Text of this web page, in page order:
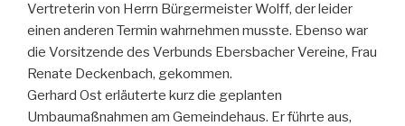
Vertreterin von Herrn Bürgermeister Wolff, der leider
einen anderen Termin wahrnehmen musste. Ebenso war
die Vorsitzende des Verbunds Ebersbacher Vereine, Frau
Renate Deckenbach, gekommen.
Gerhard Ost erläuterte kurz die geplanten
Umbaumaßnahmen am Gemeindehaus. Er führte aus,